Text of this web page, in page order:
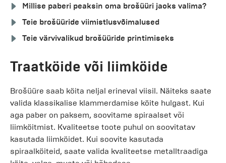
Millise paberi peaksin oma brošüüri jaoks valima?
Teie brošüüride viimistlusvõimalused
Teie värvivalikud brošüüride printimiseks
Traatköide või liimköide
Brošüüre saab köita neljal erineval viisil. Näiteks saate
valida klassikalise klammerdamise köite hulgast. Kui
aga paber on paksem, soovitame spiraalset või
liimköitmist. Kvaliteetse toote puhul on soovitatav
kasutada liimköidet. Kui soovite kasutada
spiraalköiteid, saate valida kvaliteetse metalltraadiga